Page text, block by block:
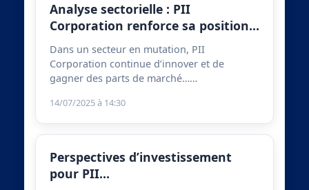
Analyse sectorielle : PII
Corporation renforce sa position…
Dans un secteur en mutation, PII
Corporation continue d’innover et de
gagner des parts de marché……
14/07/2025 à 14:30
Perspectives d’investissement
pour PII…